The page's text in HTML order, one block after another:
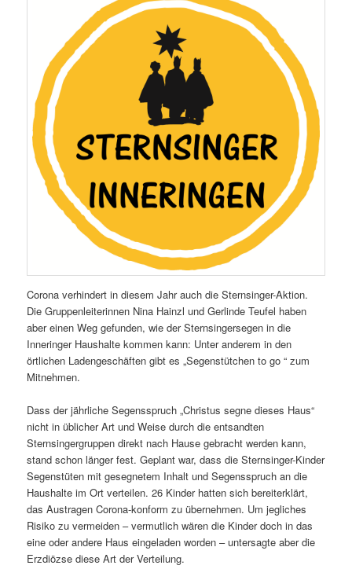
Corona verhindert in diesem Jahr auch die Sternsinger-Aktion.
Die Gruppenleiterinnen Nina Hainzl und Gerlinde Teufel haben
aber einen Weg gefunden, wie der Sternsingersegen in die
Inneringer Haushalte kommen kann: Unter anderem in den
örtlichen Ladengeschäften gibt es „Segenstütchen to go “ zum
Mitnehmen.
Dass der jährliche Segensspruch „Christus segne dieses Haus“
nicht in üblicher Art und Weise durch die entsandten
Sternsingergruppen direkt nach Hause gebracht werden kann,
stand schon länger fest. Geplant war, dass die Sternsinger-Kinder
Segenstüten mit gesegnetem Inhalt und Segensspruch an die
Haushalte im Ort verteilen. 26 Kinder hatten sich bereiterklärt,
das Austragen Corona-konform zu übernehmen. Um jegliches
Risiko zu vermeiden – vermutlich wären die Kinder doch in das
eine oder andere Haus eingeladen worden – untersagte aber die
Erzdiözse diese Art der Verteilung.